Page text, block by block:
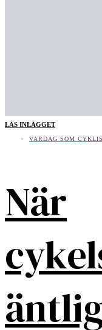
LÄS INLÄGGET
VARDAG SOM
När